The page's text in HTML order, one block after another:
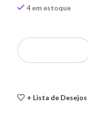
4 em estoque
+ Lista de Desejos